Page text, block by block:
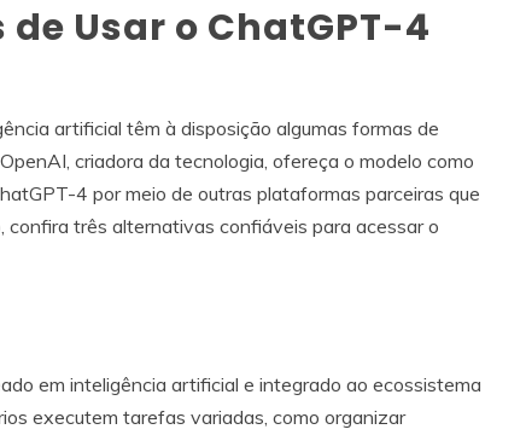
Usar o ChatGPT-4
artificial têm à disposição algumas formas de
criadora da tecnologia, ofereça o modelo como
4 por meio de outras plataformas parceiras que
três alternativas confiáveis para acessar o
em inteligência artificial e integrado ao ecossistema
executem tarefas variadas, como organizar